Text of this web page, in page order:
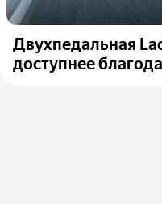
Двухпедальная
доступнее